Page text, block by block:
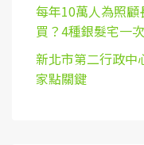
每年10萬人為照
買？4種銀髮宅一
新北市第二行政中
家點關鍵